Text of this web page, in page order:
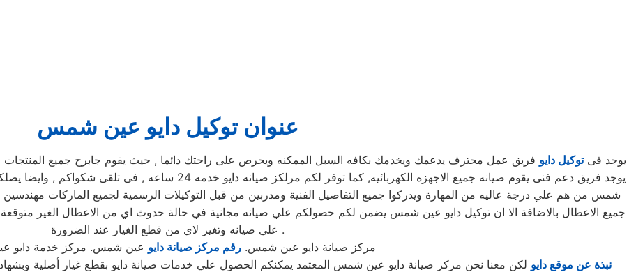
عنوان توكيل دايو عين شمس
يوجد فىتوكيل دايو فريق عمل محترف يدعمك ويخدمك بكافه السبل الممكنه ويحرص على راحتك دائما , حيث يقوم جابرح جميع المنتجات
يوجد فريق دعم فنى يقوم صيانه جميع الاجهزه الكهربائيه, كما توفر
شمس من هم علي درجة عاليه من المهارة ويدركوا جميع التفاصيل الفنية ومدربين من قبل التوكيلات الرسمية لجميع الماركات
جميع الاعطال بالاضافة الا ان توكيل دايو عين شمس يضمن لكم حصولكم علي صيانه مجانية في حالة حدوث اي من الاعطال الغير
علي صيانه وتغير لاي من قطع الغيار عند الضرورة .
مركز صيانة دايو عين شمس. رقم مركز صيانة دايو عين شمس. مركز خدمة دايو
نبذة عن موقع دايو لكن معنا نحن مركز صيانة دايو عين شمس المعتمد يمكنكم الحصول علي خدمات صيانة دايو بقطع غيار أصلية